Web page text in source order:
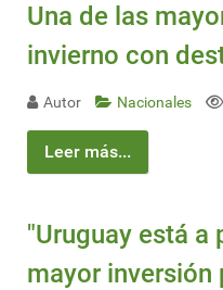
Una de las
invierno con
Autor Nacionales
Leer más...
"Uruguay está a
mayor inversión